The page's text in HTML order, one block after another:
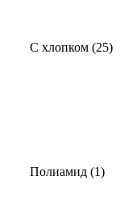
С хлопком (25)
Полиамид (1)